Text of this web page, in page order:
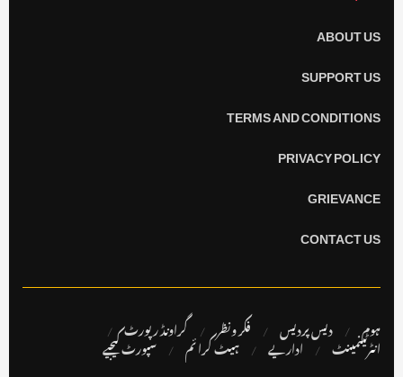
ABOUT US
SUPPORT US
TERMS AND CONDITIONS
PRIVACY POLICY
GRIEVANCE
CONTACT US
ہوم دیس پردیس فکر ونظر گراونڈ رپورٹ
انٹرٹینمینٹ اداریے ہیٹ کرا ئم سپورٹ کیجیے